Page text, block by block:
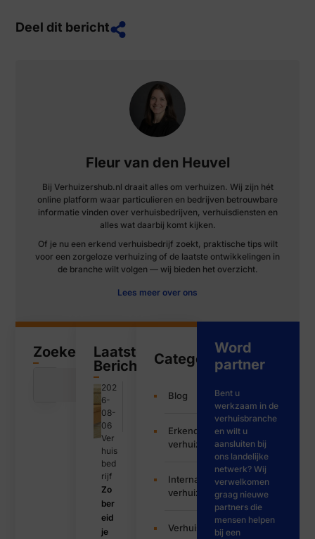
Deel dit bericht
Fleur van den Heuvel
Bij Verhuizershub.nl draait alles om verhuizen. Wij zijn hét
online platform waar particulieren en bedrijven betrouwbare
informatie vinden over verhuisbedrijven, verhuisdiensten en
alles wat daarbij komt kijken.
Of je nu een erkend verhuisbedrijf zoekt, praktische tips wilt
voor een zorgeloze verhuizing of de laatste ontwikkelingen in
de branche wilt volgen — wij bieden het overzicht.
Lees meer over ons
Zoeken
Laatste
Bericht
202
6-
08-
06
Ver
huis
bed
rijf
Zo
ber
eid
je
Categorieën
Blog
Erkende
verhuizers
Internationale
verhuizing
Verhuisbedrijf
Word
partner
Bent u
werkzaam in de
verhuisbranche
en wilt u
aansluiten bij
ons landelijke
netwerk? Wij
verwelkomen
graag nieuwe
partners die
mensen helpen
bij een